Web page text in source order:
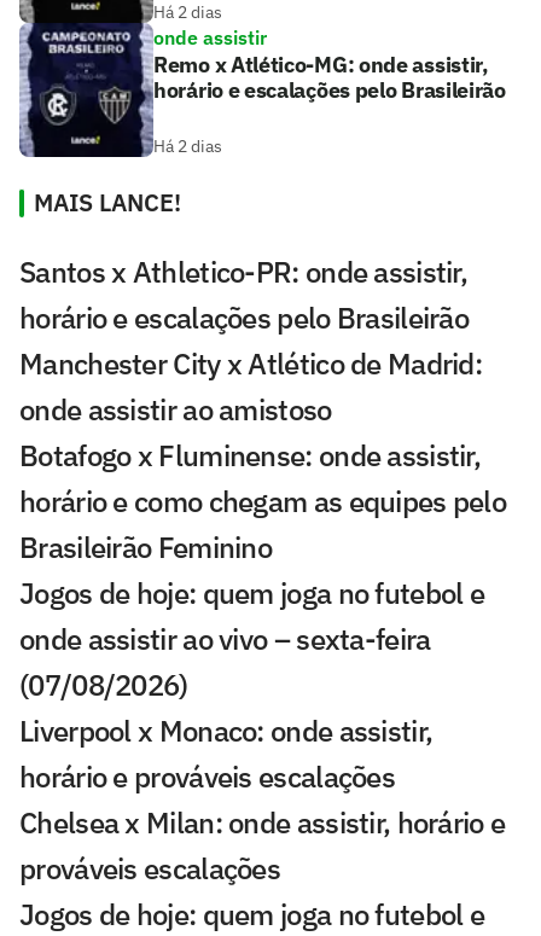
Há 2 dias
onde assistir
Remo x Atlético-MG: onde assistir,
horário e escalações pelo Brasileirão
Há 2 dias
MAIS LANCE!
Santos x Athletico-PR: onde assistir,
horário e escalações pelo Brasileirão
Manchester City x Atlético de Madrid:
onde assistir ao amistoso
Botafogo x Fluminense: onde assistir,
horário e como chegam as equipes pelo
Brasileirão Feminino
Jogos de hoje: quem joga no futebol e
onde assistir ao vivo – sexta-feira
(07/08/2026)
Liverpool x Monaco: onde assistir,
horário e prováveis escalações
Chelsea x Milan: onde assistir, horário e
prováveis escalações
Jogos de hoje: quem joga no futebol e